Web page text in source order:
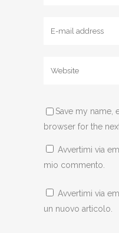
Save my name,
browser for the
Avvertimi via
mio commento.
Avvertimi via
un nuovo articolo.